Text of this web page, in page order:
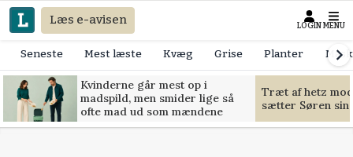
Læs e-avisen LOGIN MENU
Seneste Mest læste Kvæg Grise Planter
Kvinderne går mest op i
madspild, men smider lige så
ofte mad ud som mændene
Træt af hetz
sætter Søren